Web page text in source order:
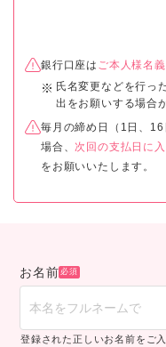
銀行口座は ご本人様名
氏名変更などを行っ
出をお願いする場合
毎月の締め日（1日、
場合、 次回の支払日に
をお願いいたします。
お名前
登録された正しいお名前をご